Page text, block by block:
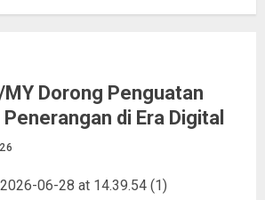
Dorong Penguatan
di Era Digital